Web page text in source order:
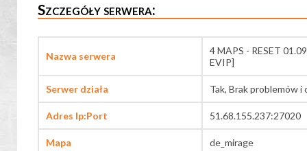
Szczegóły serwera:
Nazwa serwera
4 MAPS - RESET
EVIP]
Serwer działa Tak, Brak problemów i
Adres Ip:Port 51.68.155.237:27020
Mapa de_mirage